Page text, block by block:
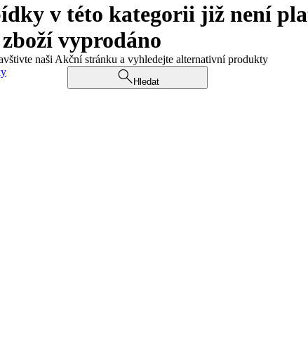
v této kategorii již není
vyprodáno
naši Akční stránku a vyhledejte alternativní produkty
Hledat